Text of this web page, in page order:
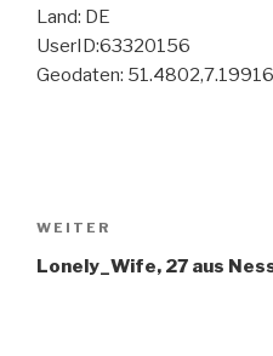
Land: DE
UserID:63320156
Geodaten: 51.4802,7.19916
Nächster
Beitrag
WEITER
Lonely_Wife, 27 aus